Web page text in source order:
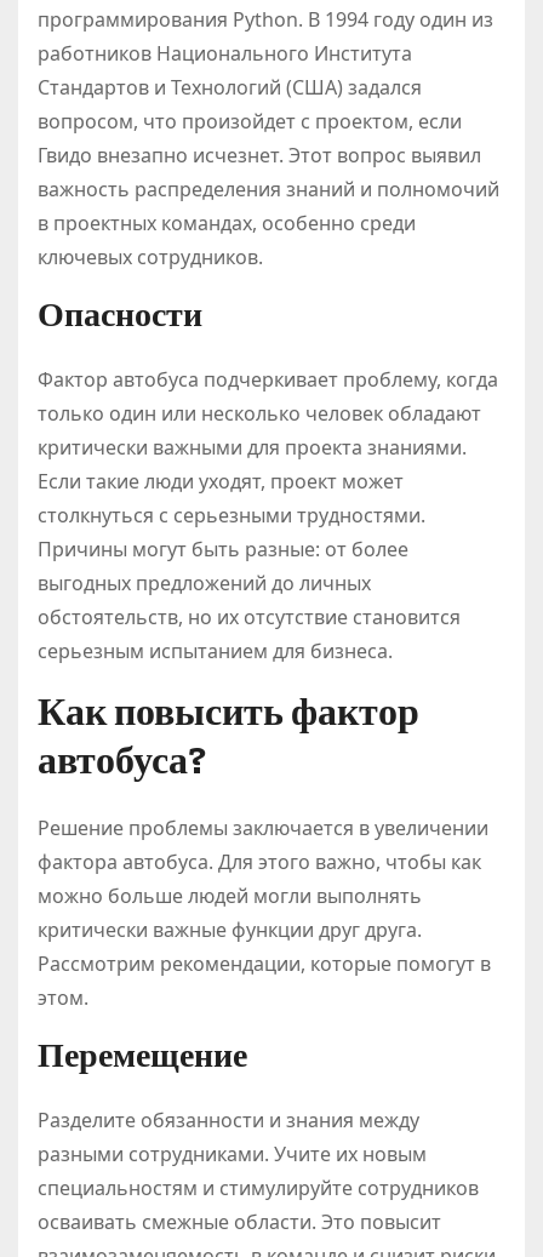
программирования Python. В 1994 году один из
работников Национального Института
Стандартов и Технологий (США) задался
вопросом, что произойдет с проектом, если
Гвидо внезапно исчезнет. Этот вопрос выявил
важность распределения знаний и полномочий
в проектных командах, особенно среди
ключевых сотрудников.
Опасности
Фактор автобуса подчеркивает проблему, когда
только один или несколько человек обладают
критически важными для проекта знаниями.
Если такие люди уходят, проект может
столкнуться с серьезными трудностями.
Причины могут быть разные: от более
выгодных предложений до личных
обстоятельств, но их отсутствие становится
серьезным испытанием для бизнеса.
Как повысить фактор
автобуса?
Решение проблемы заключается в увеличении
фактора автобуса. Для этого важно, чтобы как
можно больше людей могли выполнять
критически важные функции друг друга.
Рассмотрим рекомендации, которые помогут в
этом.
Перемещение
Разделите обязанности и знания между
разными сотрудниками. Учите их новым
специальностям и стимулируйте сотрудников
осваивать смежные области. Это повысит